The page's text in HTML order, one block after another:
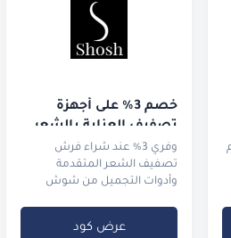
خصم 3% على أجهزة
تصفيف العناية بالشعر
وفري 3% عند شراء فرش
تصفيف الشعر المتقدمة
وأدوات التجميل من شوش
عرض كود